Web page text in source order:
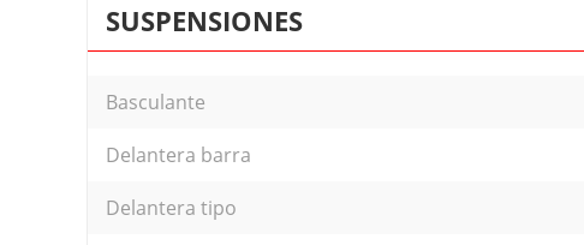
SUSPENSIONES
Basculante
Delantera barra
Delantera tipo